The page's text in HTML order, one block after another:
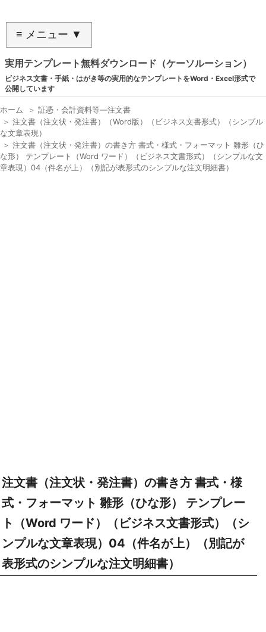
≡ メニュー ▼
実用テンプレート無料ダウンロード（ケーソルーション）
ビジネス文書・手紙・はがき等の実用的なテンプレートをWord・Excel形式で
公開しています
ホーム ＞ 証憑・会計資料等―注文書
＞ 注文書（注文状・発注書）（Word版）（ビジネス文書形式）（シンプル
な文章表現）
＞ 注文書（注文状・発注書）の書き方 書式・様式・フォーマット 雛形（ひ
な形） テンプレート（Word ワード）（ビジネス文書形式）（シンプルな文
章表現）04（件名が上）（別記が表形式のシンプルな注文明細書）
注文書（注文状・発注書）の書き方 書式・様
式・フォーマット 雛形（ひな形） テンプレー
ト（Word ワード）（ビジネス文書形式）（シ
ンプルな文章表現）04（件名が上）（別記が
表形式のシンプルな注文明細書）